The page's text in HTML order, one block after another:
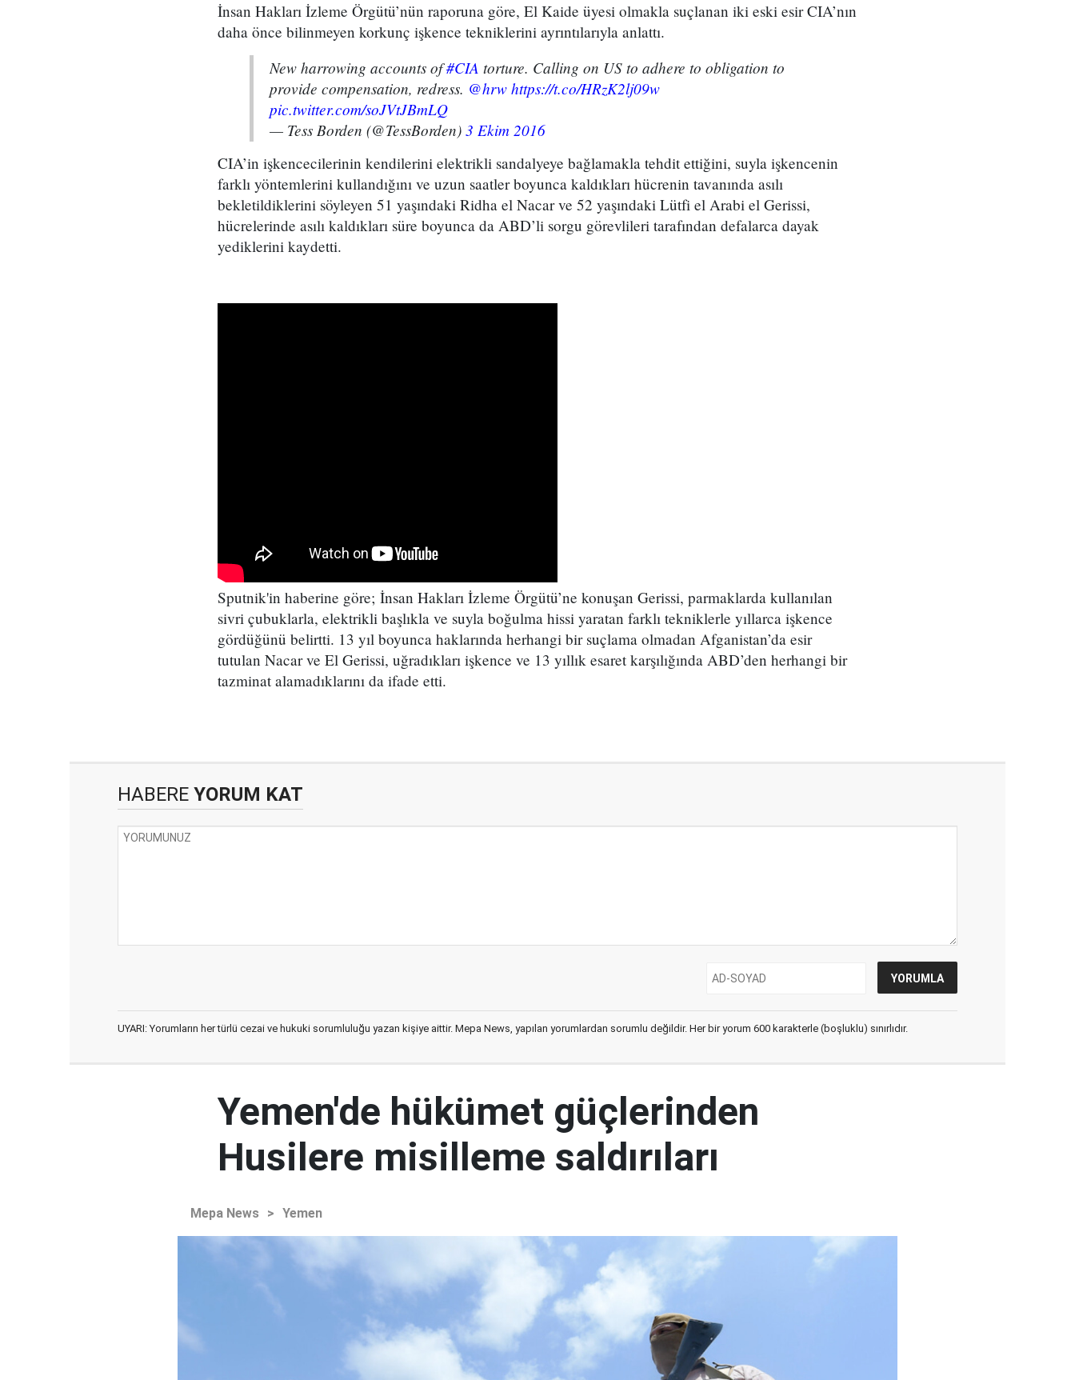
İnsan Hakları İzleme Örgütü’nün raporuna göre, El Kaide üyesi olmakla suçlanan iki eski esir CIA’nın
daha önce bilinmeyen korkunç işkence tekniklerini ayrıntılarıyla anlattı.
New harrowing accounts of#CIA torture. Calling on US to adhere to obligation to
provide compensation, redress. @hrwhttps://t.co/HRzK2lj09w
pic.twitter.com/soJVtJBmLQ
— Tess Borden (@TessBorden)3 Ekim 2016
​CIA’in işkencecilerinin kendilerini elektrikli sandalyeye bağlamakla tehdit ettiğini, suyla işkencenin
farklı yöntemlerini kullandığını ve uzun saatler boyunca kaldıkları hücrenin tavanında asılı
bekletildiklerini söyleyen 51 yaşındaki Ridha el Nacar ve 52 yaşındaki Lütfi el Arabi el Gerissi,
hücrelerinde asılı kaldıkları süre boyunca da ABD’li sorgu görevlileri tarafından defalarca dayak
yediklerini kaydetti.
Sputnik'in haberine göre; İnsan Hakları İzleme Örgütü’ne konuşan Gerissi, parmaklarda kullanılan
sivri çubuklarla, elektrikli başlıkla ve suyla boğulma hissi yaratan farklı tekniklerle yıllarca işkence
gördüğünü belirtti. 13 yıl boyunca haklarında herhangi bir suçlama olmadan Afganistan’da esir
tutulan Nacar ve El Gerissi, uğradıkları işkence ve 13 yıllık esaret karşılığında ABD’den herhangi bir
tazminat alamadıklarını da ifade etti.
HABERE YORUM KAT
UYARI: Yorumların her türlü cezai ve hukuki sorumluluğu yazan kişiye aittir. Mepa News, yapılan yorumlardan sorumlu değildir. Her bir yorum 600 karakterle (boşluklu) sınırlıdır.
Yemen'de hükümet güçlerinden
Husilere misilleme saldırıları
Mepa News > Yemen